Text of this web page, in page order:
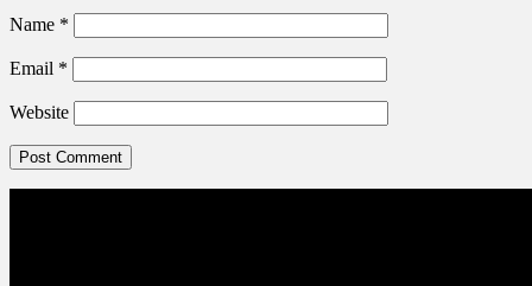
Name *
Email *
Website